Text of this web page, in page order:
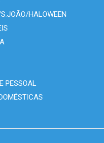
HALOWEEN
PESSOAL